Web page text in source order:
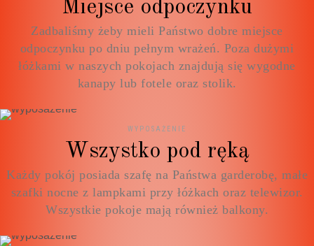
Miejsce odpoczynku
Zadbaliśmy żeby mieli Państwo dobre miejsce
odpoczynku po dniu pełnym wrażeń. Poza dużymi
łóżkami w naszych pokojach znajdują się wygodne
kanapy lub fotele oraz stolik.
WYPOSAŻENIE
Wszystko pod ręką
Każdy pokój posiada szafę na Państwa garderobę, małe
szafki nocne z lampkami przy łóżkach oraz telewizor.
Wszystkie pokoje mają również balkony.